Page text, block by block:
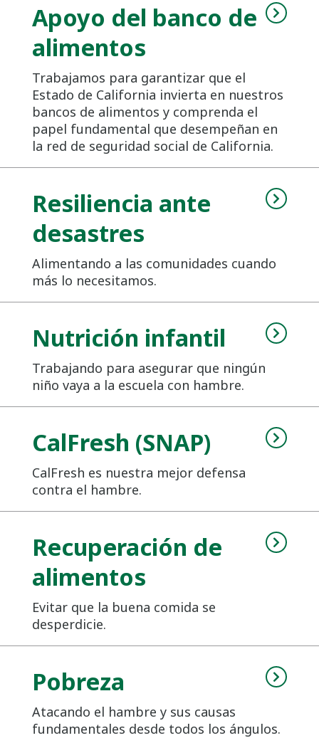
Apoyo del banco de
alimentos
Trabajamos para garantizar que el
Estado de California invierta en nuestros
bancos de alimentos y comprenda el
papel fundamental que desempeñan en
la red de seguridad social de California.
Resiliencia ante
desastres
Alimentando a las comunidades cuando
más lo necesitamos.
Nutrición infantil
Trabajando para asegurar que ningún
niño vaya a la escuela con hambre.
CalFresh (SNAP)
CalFresh es nuestra mejor defensa
contra el hambre.
Recuperación de
alimentos
Evitar que la buena comida se
desperdicie.
Pobreza
Atacando el hambre y sus causas
fundamentales desde todos los ángulos.